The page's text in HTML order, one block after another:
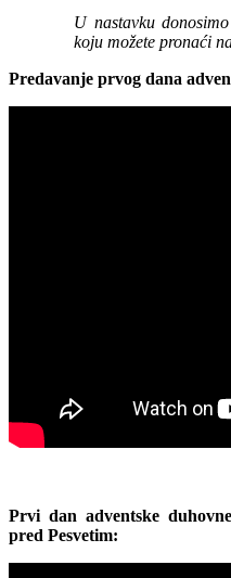
U nastavku
koju možete pronaći
Predavanje prvog dana
Prvi dan adventske
pred Pesvetim: